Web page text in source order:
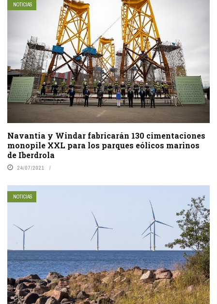
NOTICIAS
Navantia y Windar fabricarán 130 cimentaciones
monopile XXL para los parques eólicos marinos
de Iberdrola
24/07/2021
NOTICIAS